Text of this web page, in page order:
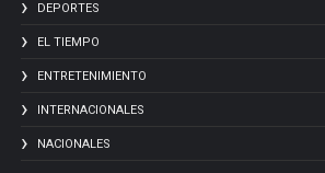
DEPORTES
EL TIEMPO
ENTRETENIMIENTO
INTERNACIONALES
NACIONALES